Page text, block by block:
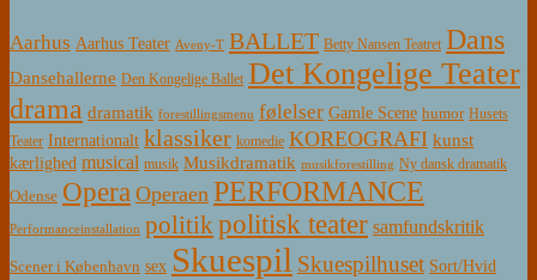
Aarhus Aarhus Teater Aveny-T BALLET Betty Nansen Teatret Dans
Dansehallerne Den Kongelige Ballet Det Kongelige Teater
drama dramatik forestillingsmenu følelser Gamle Scene humor Husets
Teater Internationalt klassiker komedie KOREOGRAFI kunst
kærlighed musical musik Musikdramatik musikforestilling Ny dansk dramatik
Odense Opera Operaen PERFORMANCE
Performanceinstallation politik politisk teater samfundskritik
Scener i København sex Skuespil Skuespilhuset Sort/Hvid